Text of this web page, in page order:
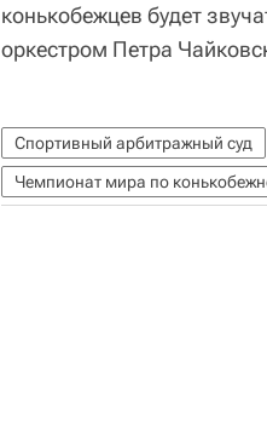
конькобежцев будет
оркестром Петра
Спортивный арбитражный суд
Чемпионат мира по